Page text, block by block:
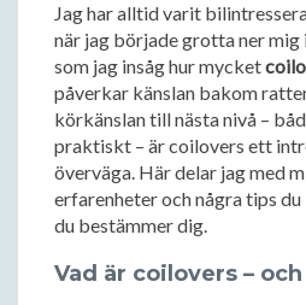
Jag har alltid varit
när jag började grotta ner
som jag insåg hur mycket
påverkar känslan bakom
körkänslan till nästa nivå –
praktiskt – är coilovers ett
överväga. Här delar jag med
erfarenheter och några tips
du bestämmer dig.
Vad är coilovers –